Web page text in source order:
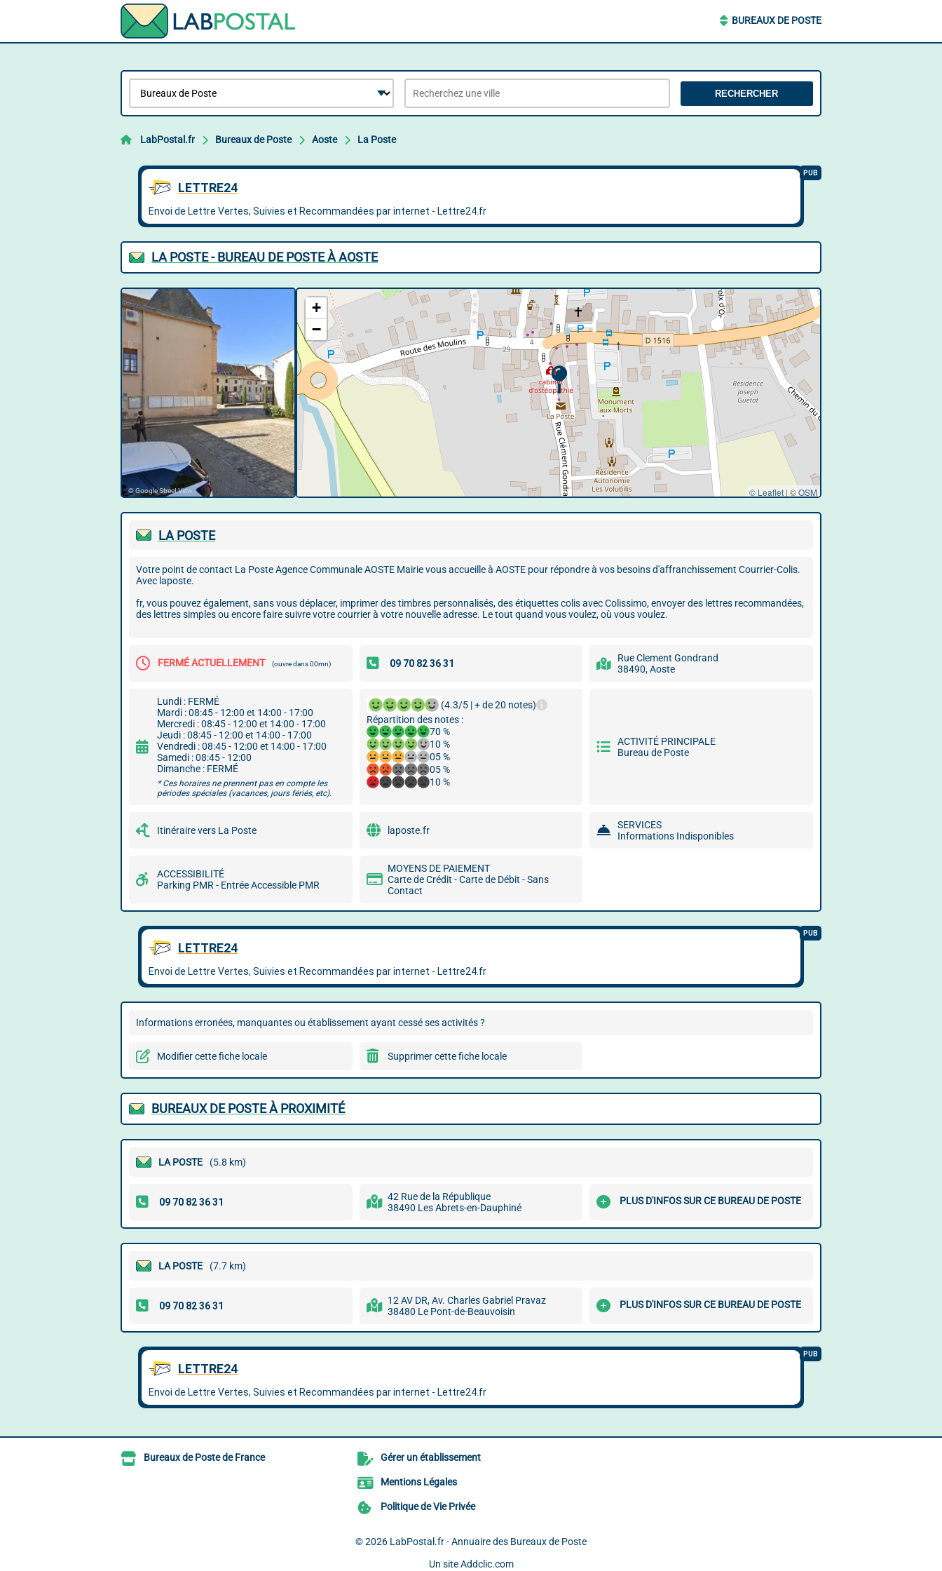
BUREAUX DE POSTE
RECHERCHER
LabPostal.fr Bureaux de Poste Aoste La Poste
LA POSTE - BUREAU DE POSTE À AOSTE
© Google Street View
+
−
© Leaflet | ©OSM
LA POSTE
Votre point de contact La Poste Agence Communale AOSTE Mairie vous accueille à AOSTE pour répondre à vos besoins d'affranchissement Courrier-Colis.
Avec laposte.
fr, vous pouvez également, sans vous déplacer, imprimer des timbres personnalisés, des étiquettes colis avec Colissimo, envoyer des lettres recommandées,
des lettres simples ou encore faire suivre votre courrier à votre nouvelle adresse. Le tout quand vous voulez, où vous voulez.
FERMÉ ACTUELLEMENT (ouvre dans 00mn)
Rue Clement Gondrand
38490, Aoste
Lundi : FERMÉ
Mardi : 08:45 - 12:00 et 14:00 - 17:00
Mercredi : 08:45 - 12:00 et 14:00 - 17:00
Jeudi : 08:45 - 12:00 et 14:00 - 17:00
Vendredi : 08:45 - 12:00 et 14:00 - 17:00
Samedi : 08:45 - 12:00
Dimanche : FERMÉ
* Ces horaires ne prennent pas en compte les
périodes spéciales (vacances, jours fériés, etc).
(4.3/5 | + de 20 notes)
Répartition des notes :
70 %
10 %
05 %
05 %
10 %
ACTIVITÉ PRINCIPALE
Bureau de Poste
Itinéraire vers La Poste laposte.fr
SERVICES
Informations Indisponibles
ACCESSIBILITÉ
Parking PMR - Entrée Accessible PMR
MOYENS DE PAIEMENT
Carte de Crédit - Carte de Débit - Sans
Contact
Informations erronées, manquantes ou établissement ayant cessé ses activités ?
Modifier cette fiche locale Supprimer cette fiche locale
BUREAUX DE POSTE À PROXIMITÉ
LA POSTE (5.8 km)
42 Rue de la République
38490 Les Abrets-en-Dauphiné
PLUS D'INFOS SUR CE BUREAU DE POSTE
LA POSTE (7.7 km)
12 AV DR, Av. Charles Gabriel Pravaz
38480 Le Pont-de-Beauvoisin
PLUS D'INFOS SUR CE BUREAU DE POSTE
Bureaux de Poste de France Gérer un établissement
Mentions Légales
Politique de Vie Privée
© 2026 LabPostal.fr - Annuaire des Bureaux de Poste
Un site Addclic.com